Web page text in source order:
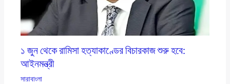
১ জুন থেকে রামিসা হত্যাকাণ্ডের বিচারকাজ শুরু হবে:
আইনমন্ত্রী
সারাবাংলা